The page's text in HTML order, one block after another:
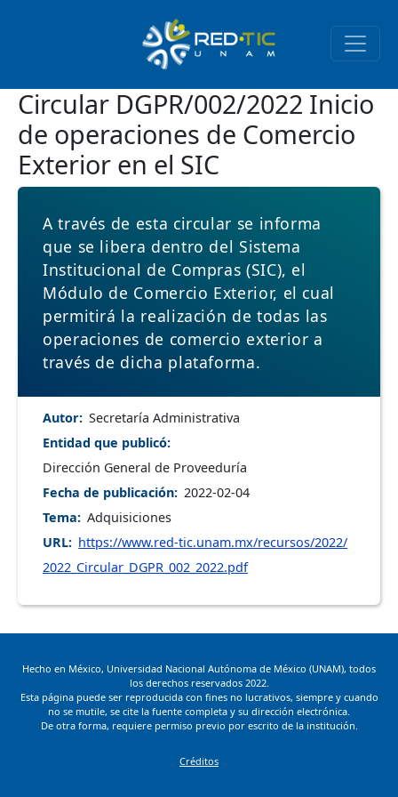
Circular DGPR/002/2022 Inicio
de operaciones de Comercio
Exterior en el SIC
A través de esta circular se informa
que se libera dentro del Sistema
Institucional de Compras (SIC), el
Módulo de Comercio Exterior, el cual
permitirá la realización de todas las
operaciones de comercio exterior a
través de dicha plataforma.
Autor Secretaría Administrativa
Entidad que publicó
Dirección General de Proveeduría
Fecha de publicación 2022-02-04
Tema
Adquisiciones
URL
https://www.red-tic.unam.mx/recursos/2022/
2022_Circular_DGPR_002_2022.pdf
Hecho en México, Universidad Nacional Autónoma de México (UNAM), todos
los derechos reservados 2022.
Esta página puede ser reproducida con fines no lucrativos, siempre y cuando
no se mutile, se cite la fuente completa y su dirección electrónica.
De otra forma, requiere permiso previo por escrito de la institución.
Créditos